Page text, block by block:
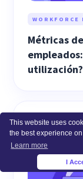
This website uses
the best experience
Learn more
I
Métricas
utilización?